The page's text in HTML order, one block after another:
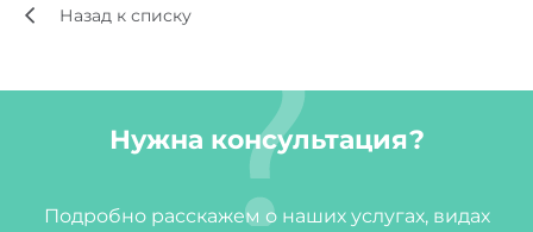
Назад к списку
Нужна консультация?
Подробно расскажем о наших услугах, видах